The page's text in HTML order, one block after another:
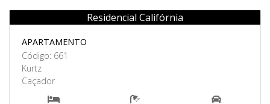
Venda
Residencial Califórnia
APARTAMENTO
Código: 661
Kurtz
Caçador